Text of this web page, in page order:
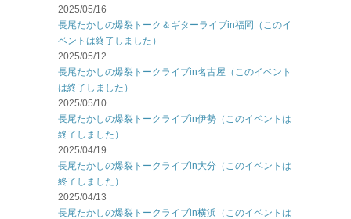
2025/05/16
長尾たかしの爆裂トーク＆ギターライブin福岡（このイ
ベントは終了しました）
2025/05/12
長尾たかしの爆裂トークライブin名古屋（このイベント
は終了しました）
2025/05/10
長尾たかしの爆裂トークライブin伊勢（このイベントは
終了しました）
2025/04/19
長尾たかしの爆裂トークライブin大分（このイベントは
終了しました）
2025/04/13
長尾たかしの爆裂トークライブin横浜（このイベントは